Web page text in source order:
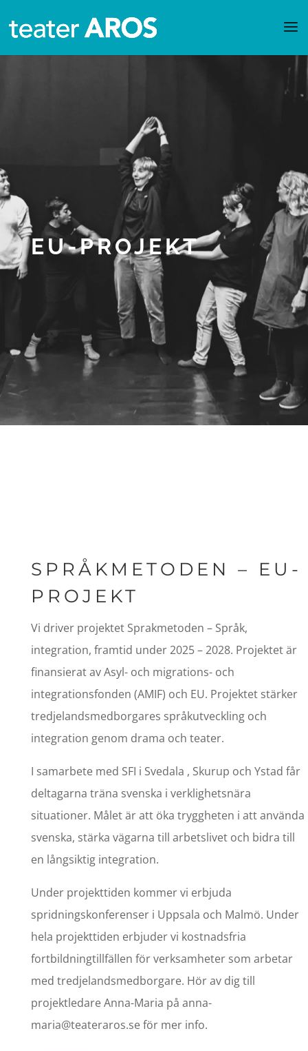
EU-PROJEKT
SPRÅKMETODEN – EU-
PROJEKT
Vi driver projektet Sprakmetoden – Språk,
integration, framtid under 2025 – 2028. Projektet är
finansierat av Asyl- och migrations- och
integrationsfonden (AMIF) och EU. Projektet stärker
tredjelandsmedborgares språkutveckling och
integration genom drama och teater.
I samarbete med SFI i Svedala , Skurup och Ystad får
deltagarna träna svenska i verklighetsnära
situationer. Målet är att öka tryggheten i att använda
svenska, stärka vägarna till arbetslivet och bidra till
en långsiktig integration.
Under projekttiden kommer vi erbjuda
spridningskonferenser i Uppsala och Malmö. Under
hela projekttiden erbjuder vi kostnadsfria
fortbildningtillfällen för verksamheter som arbetar
med tredjelandsmedborgare. Hör av dig till
projektledare Anna-Maria på anna-
maria@teateraros.se för mer info.